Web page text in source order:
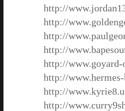
http://
http://
http://
http://
http://www.goyard-
http://
http://
http://